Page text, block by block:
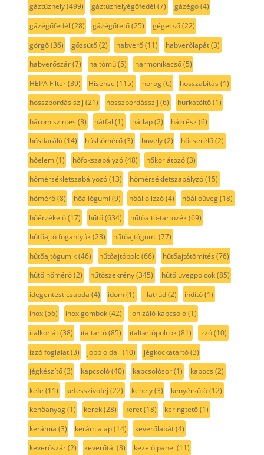
gáztűzhely(499) gáztűzhelyégőfedél (7) gázégő(4)
gázégőfedél (28) gázégőtető(25) gégecső(22)
görgő(36) gőzsütő(2) habverő(11) habverőlapát(3)
habverőszár(7) hajtómű(5) harmonikacső(5)
HEPA Filter(39) Hisense (115) horog(6) hosszabítás (1)
hosszbordás szíj (21) hosszbordásszíj (6) hurkatöltő(1)
három szintes (3) hátfal (1) hátlap(2) házrész (6)
húsdaráló(14) húshőmérő(3) hüvely(2) hőcserélő(2)
hőelem(1) hőfokszabályzó(48) hőkorlátozó(3)
hőmérsékletszabályozó(13) hőmérsékletszabályzó(15)
hőmérő(8) hőállógumi (9) hőálló izzó(4) hőállóüveg(18)
hőérzékelő(17) hűtő(634) hűtőajtó-tartozék(69)
hűtőajtó fogantyúk(23) hűtőajtógumi (77)
hűtőajtógumik(46) hűtőajtópolc(66) hűtőajtótömítés (76)
hűtő hőmérő(2) hűtőszekrény(345) hűtő üvegpolcok(85)
idegentest csapda (4) idom(1) illatrúd(2) indító(1)
inox(56) inox gombok(42) ionizáló kapcsoló(1)
italkorlát(38) italtartó(85) italtartópolcok(81) izzó(10)
izzó foglalat(3) jobb oldali (10) jégkockatartó(3)
jégkészítő(3) kapcsoló(40) kapcsolósor(1) kapocs (2)
kefe (11) kefésszívófej (22) kehely(3) kenyérsütő(12)
kenőanyag(1) kerek(28) keret(18) keringtető(1)
kerámia (3) kerámialap(14) keverőlapát(4)
keverőszár(2) keverőtál (3) kezelő panel (11)